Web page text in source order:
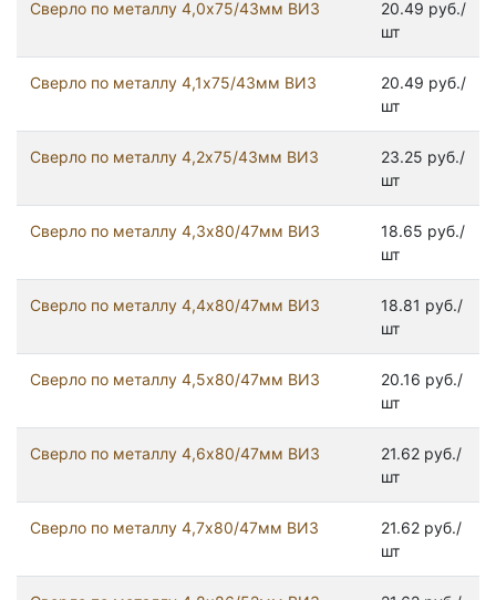
Сверло по металлу 4,0х75/43мм ВИЗ
20.49 руб./
шт
Сверло по металлу 4,1х75/43мм ВИЗ
20.49 руб./
шт
Сверло по металлу 4,2х75/43мм ВИЗ
23.25 руб./
шт
Сверло по металлу 4,3х80/47мм ВИЗ
18.65 руб./
шт
Сверло по металлу 4,4х80/47мм ВИЗ
18.81 руб./
шт
Сверло по металлу 4,5х80/47мм ВИЗ
20.16 руб./
шт
Сверло по металлу 4,6х80/47мм ВИЗ
21.62 руб./
шт
Сверло по металлу 4,7х80/47мм ВИЗ
21.62 руб./
шт